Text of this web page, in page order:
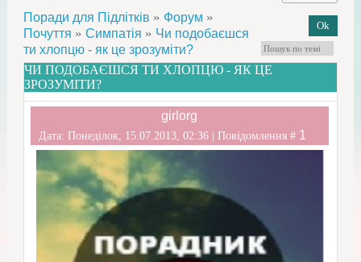
Поради для Підлітків » Форум »
Почуття » Симпатія » Чи подобаєшся
ти хлопцю - як це зрозуміти?
ЧИ ПОДОБАЄШСЯ ТИ ХЛОПЦЮ - ЯК ЦЕ
ЗРОЗУМІТИ?
girlorg
Дата: Понеділок, 15.07.2013, 02:36 | Повідомлення # 1